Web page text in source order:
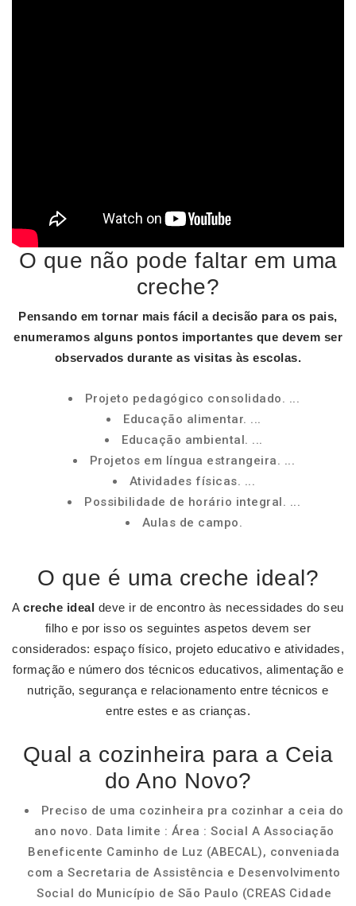
O que não pode faltar em uma
creche?
Pensando em tornar mais fácil a decisão para os pais,
enumeramos alguns pontos importantes que devem ser
observados durante as visitas às escolas.
Projeto pedagógico consolidado. ...
Educação alimentar. ...
Educação ambiental. ...
Projetos em língua estrangeira. ...
Atividades físicas. ...
Possibilidade de horário integral. ...
Aulas de campo.
O que é uma creche ideal?
Acreche ideal deve ir de encontro às necessidades do seu
filho e por isso os seguintes aspetos devem ser
considerados: espaço físico, projeto educativo e atividades,
formação e número dos técnicos educativos, alimentação e
nutrição, segurança e relacionamento entre técnicos e
entre estes e as crianças.
Qual a cozinheira para a Ceia
do Ano Novo?
Preciso de uma cozinheira pra cozinhar a ceia do
ano novo. Data limite : Área : Social A Associação
Beneficente Caminho de Luz (ABECAL), conveniada
com a Secretaria de Assistência e Desenvolvimento
Social do Município de São Paulo (CREAS Cidade